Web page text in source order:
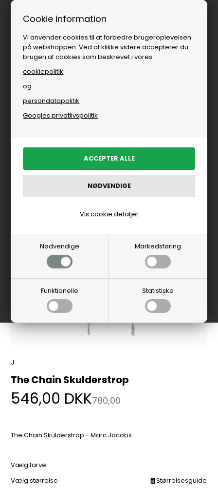
Cookie information
Vi anvender cookies til at forbedre brugeroplevelsen
på webshoppen. Ved at klikke videre accepterer du
brugen af cookies som beskrevet i vores
cookiepolitik
og
persondatapolitik
Googles privatlivspolitik
Nødvendige Markedsføring
Funktionelle Statistiske
Vis cookie detaljer
-30%
J
The Chain Skulderstrop
546,00 DKK780,00
The Chain Skulderstrop - Marc Jacobs
Vælg farve
Vælg størrelse
Størrelsesguide